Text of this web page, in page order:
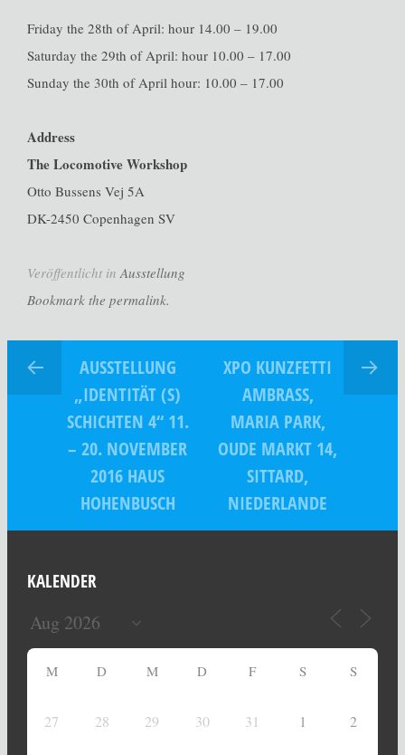
Friday the 28th of April: hour 14.00 – 19.00
Saturday the 29th of April: hour 10.00 – 17.00
Sunday the 30th of April hour: 10.00 – 17.00
Address
The Locomotive Workshop
Otto Bussens Vej 5A
DK-2450 Copenhagen SV
Veröffentlicht inAusstellung
Bookmark the permalink.
AUSSTELLUNG
„IDENTITÄT (S)
SCHICHTEN 4“ 11.
– 20. NOVEMBER
2016 HAUS
HOHENBUSCH
XPO KUNZFETTI
AMBRASS,
MARIA PARK,
OUDE MARKT 14,
SITTARD,
NIEDERLANDE
KALENDER
M D M D F S S
27 28 29 30 31 1 2